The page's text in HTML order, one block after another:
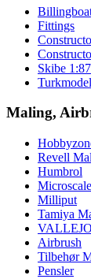
Fittings
Constructo
Skibe 1:87
Turkmodel
Maling,
Revell
Humbrol
Microscale
Milliput
Tamiya
Airbrush
Tilbehør
Pensler